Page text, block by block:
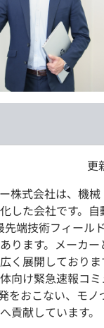
更
株式会社は、機
した会社です。
先端技術フィール
ります。メーカ
く展開しておりま
向け緊急速報コ
をおこない、モノ
貢献しています。